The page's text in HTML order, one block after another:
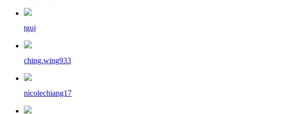
tguj
ching.wing933
nicolechiang17